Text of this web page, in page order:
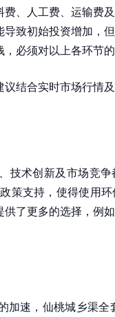
、人工费、运输费
致初始投资增加，
必须对以上各环节
结合实时市场行情
技术创新及市场竞
策支持，使得使用
了更多的选择，例
加速，仙桃城乡渠